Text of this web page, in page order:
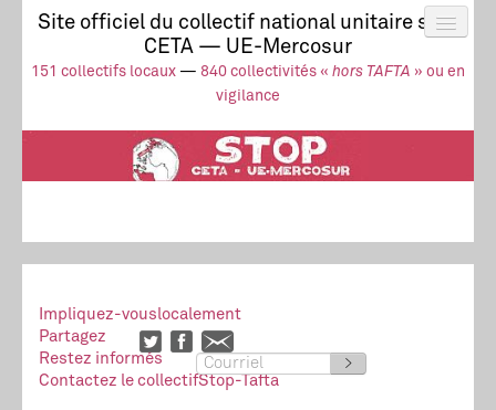
Site officiel du collectif national unitaire stop
CETA — UE-Mercosur
151 collectifs locaux — 840 collectivités « hors TAFTA » ou en
vigilance
Actus
UE-Mercosur
Stop à l’impunité !
TAFTA
CETA
Collectif
Impliquez-vouslocalement
Partagez
Restez informés
>
Contactez le collectifStop-Tafta